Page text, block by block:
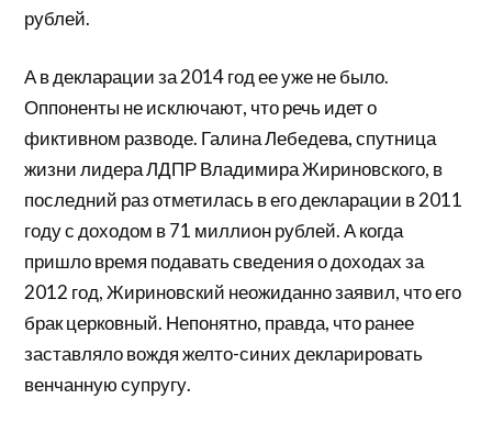
рублей.
А в декларации за 2014 год ее уже не было.
Оппоненты не исключают, что речь идет о
фиктивном разводе. Галина Лебедева, спутница
жизни лидера ЛДПР Владимира Жириновского, в
последний раз отметилась в его декларации в 2011
году с доходом в 71 миллион рублей. А когда
пришло время подавать сведения о доходах за
2012 год, Жириновский неожиданно заявил, что его
брак церковный. Непонятно, правда, что ранее
заставляло вождя желто-синих декларировать
венчанную супругу.